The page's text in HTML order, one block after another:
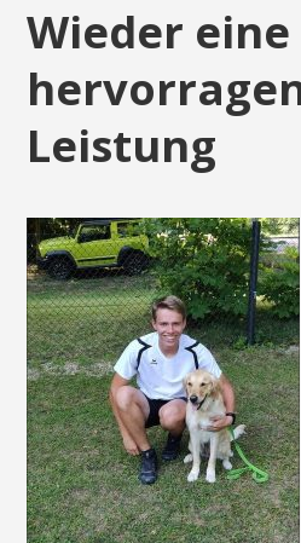
Wieder eine
Leistung